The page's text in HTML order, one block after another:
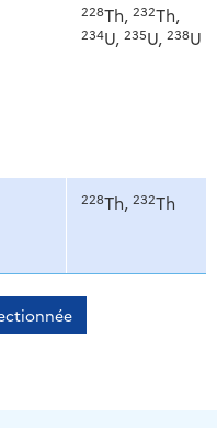
228Th, 232Th,
234U, 235U, 238U
228Th, 232Th